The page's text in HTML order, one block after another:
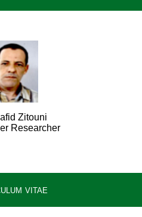
Zitouni
Researcher
vitae